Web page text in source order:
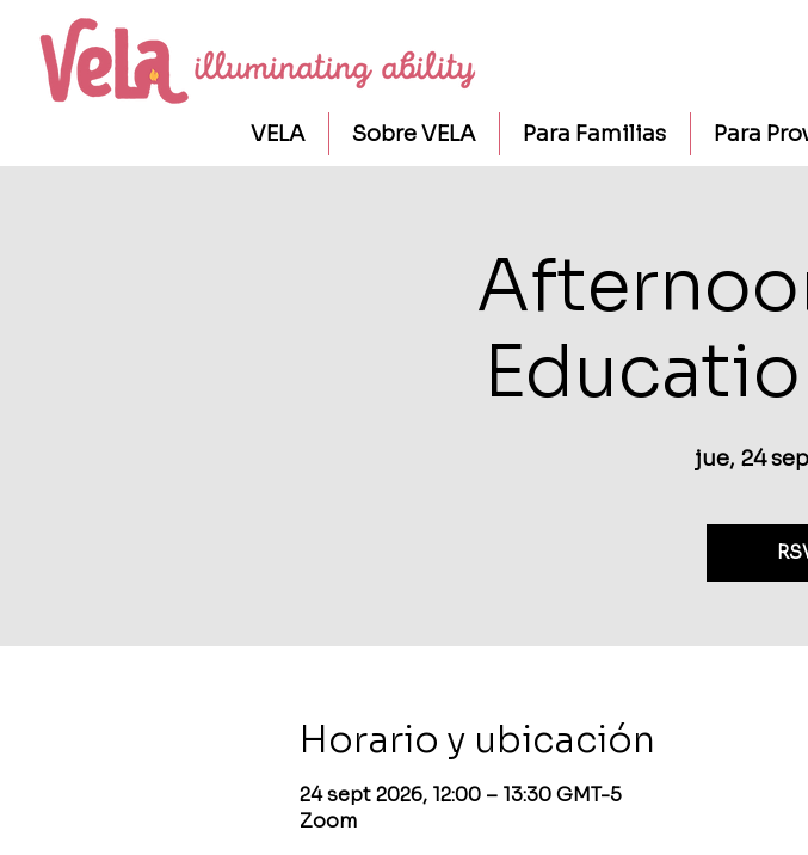
VELA Sobre VELA Para Familias Para
jue, 24
Horario y ubicación
24 sept 2026, 12:00 – 13:30 GMT-5
Zoom